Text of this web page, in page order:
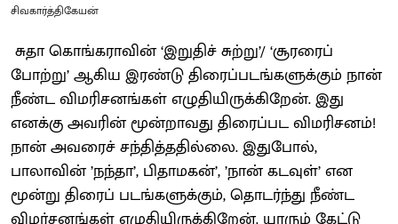
சிவகார்த்திகேயன்
சுதா கொங்கராவின் ‘இறுதிச் சுற்று’/ ‘சூரரைப்
போற்று’ ஆகிய இரண்டு திரைப்படங்களுக்கும் நான்
நீண்ட விமரிசனங்கள் எழுதியிருக்கிறேன். இது
எனக்கு அவரின் மூன்றாவது திரைப்பட விமரிசனம்!
நான் அவரைச் சந்தித்ததில்லை. இதுபோல்,
பாலாவின் ’நந்தா’, பிதாமகன்’, ’நான் கடவுள்’ என
மூன்று திரைப் படங்களுக்கும், தொடர்ந்து நீண்ட